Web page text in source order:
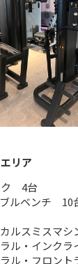
リア
ク 4台
ブルベンチ
ルスミスマシ
ル・インクラ
ル・フロント